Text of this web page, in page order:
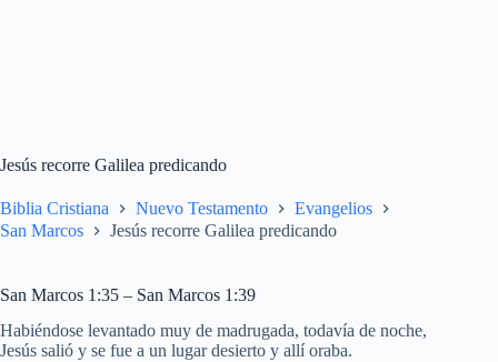
Jesús recorre Galilea predicando
Biblia Cristiana Nuevo Testamento
Evangelios
San Marcos
Jesús recorre Galilea predicando
San Marcos 1:35 – San Marcos 1:39
Habiéndose levantado muy de madrugada, todavía de noche,
Jesús salió y se fue a un lugar desierto y allí oraba.